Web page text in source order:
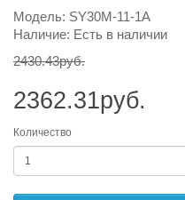
Модель: SY30M-11-1A
Наличие: Есть в наличии
2430.43руб.
2362.31руб.
Количество